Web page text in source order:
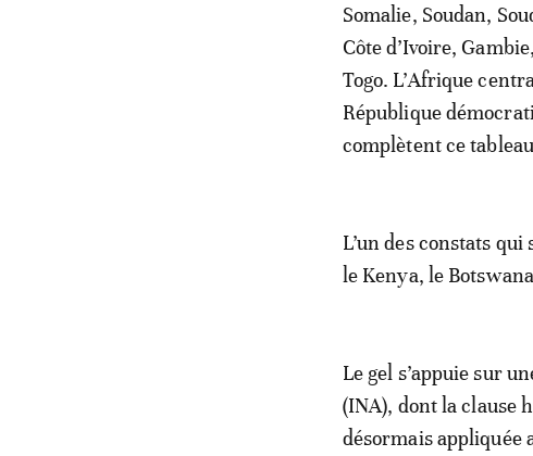
Somalie, Soudan,
Côte d’Ivoire,
Togo. L’Afrique
République
complètent ce
L’un des constats
le Kenya, le
Le gel s’appuie sur
(INA), dont la clause
désormais appliquée